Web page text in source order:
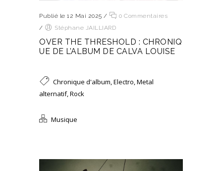
Publié le 12 Mai 2025 /
0 Commentaires
/
Stéphane JAILLIARD
OVER THE THRESHOLD : CHRONIQ
UE DE L’ALBUM DE CALVA LOUISE
Chronique d'album,Electro,Metal
alternatif,Rock
Musique